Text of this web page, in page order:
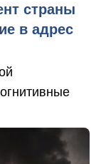
страны
в адрес